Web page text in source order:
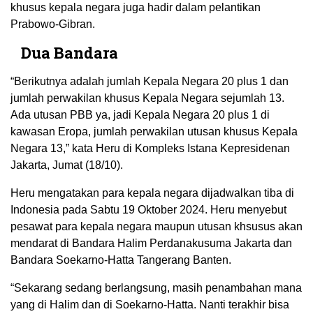
khusus kepala negara juga hadir dalam pelantikan
Prabowo-Gibran.
Dua Bandara
“Berikutnya adalah jumlah Kepala Negara 20 plus 1 dan
jumlah perwakilan khusus Kepala Negara sejumlah 13.
Ada utusan PBB ya, jadi Kepala Negara 20 plus 1 di
kawasan Eropa, jumlah perwakilan utusan khusus Kepala
Negara 13,” kata Heru di Kompleks Istana Kepresidenan
Jakarta, Jumat (18/10).
Heru mengatakan para kepala negara dijadwalkan tiba di
Indonesia pada Sabtu 19 Oktober 2024. Heru menyebut
pesawat para kepala negara maupun utusan khsusus akan
mendarat di Bandara Halim Perdanakusuma Jakarta dan
Bandara Soekarno-Hatta Tangerang Banten.
“Sekarang sedang berlangsung, masih penambahan mana
yang di Halim dan di Soekarno-Hatta. Nanti terakhir bisa